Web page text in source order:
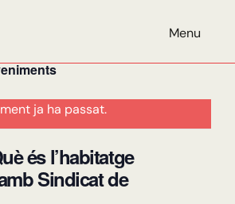
Menu
ja ha passat.
és l’habitatge
Sindicat de